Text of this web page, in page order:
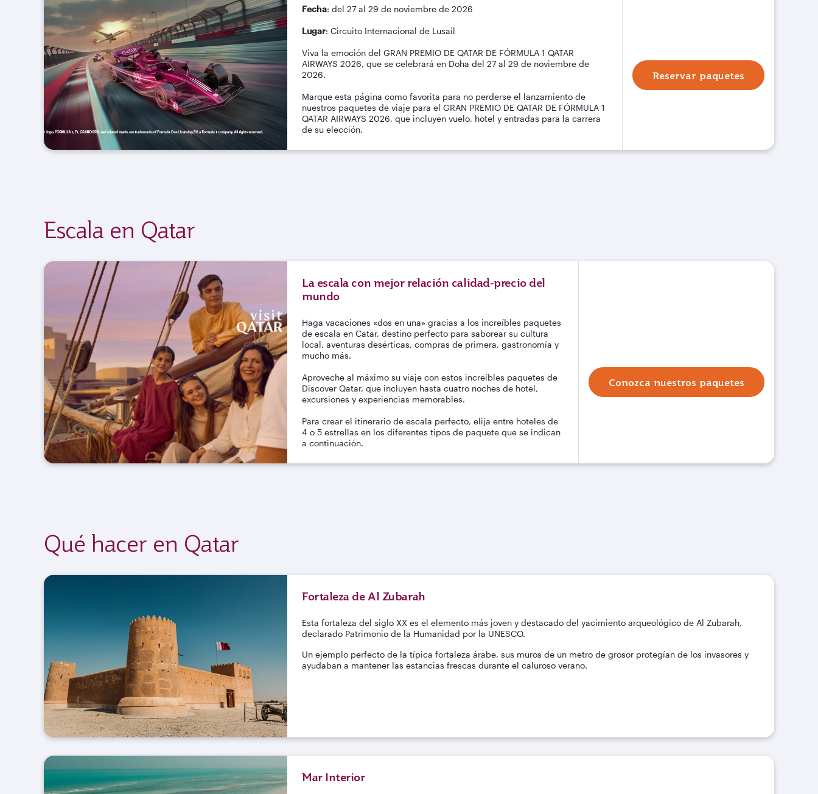
Fecha: del 27 al 29 de noviembre de 2026
Lugar: Circuito Internacional de Lusail
Viva la emoción del GRAN PREMIO DE QATAR DE FÓRMULA 1 QATAR
AIRWAYS 2026, que se celebrará en Doha del 27 al 29 de noviembre de
2026.
Marque esta página como favorita para no perderse el lanzamiento de
nuestros paquetes de viaje para el GRAN PREMIO DE QATAR DE FÓRMULA 1
QATAR AIRWAYS 2026, que incluyen vuelo, hotel y entradas para la carrera
de su elección.
Reservar paquetes
Escala en Qatar
La escala con mejor relación calidad-precio del
mundo
Haga vacaciones «dos en una» gracias a los increíbles paquetes
de escala en Catar, destino perfecto para saborear su cultura
local, aventuras desérticas, compras de primera, gastronomía y
mucho más.
Aproveche al máximo su viaje con estos increíbles paquetes de
Discover Qatar, que incluyen hasta cuatro noches de hotel,
excursiones y experiencias memorables.
Para crear el itinerario de escala perfecto, elija entre hoteles de
4 o 5 estrellas en los diferentes tipos de paquete que se indican
a continuación.
Conozca nuestros paquetes
Qué hacer en Qatar
Fortaleza de Al Zubarah
Esta fortaleza del siglo XX es el elemento más joven y destacado del yacimiento arqueológico de Al Zubarah,
declarado Patrimonio de la Humanidad por la UNESCO.
Un ejemplo perfecto de la típica fortaleza árabe, sus muros de un metro de grosor protegían de los invasores y
ayudaban a mantener las estancias frescas durante el caluroso verano.
Mar Interior